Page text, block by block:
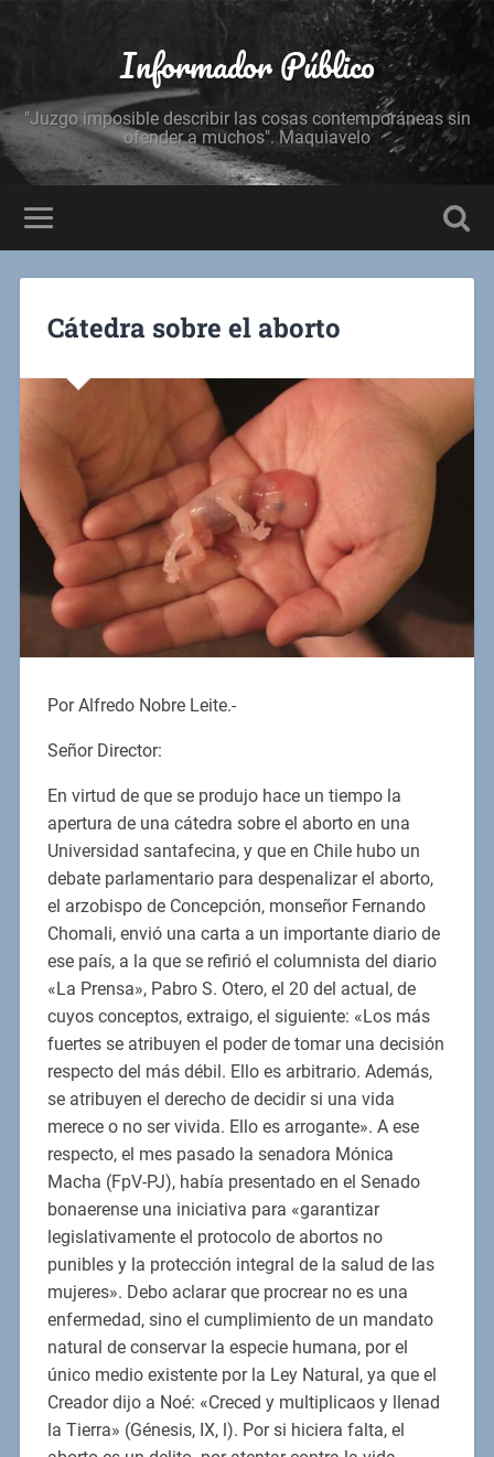
Informador Público
"Juzgo imposible describir las cosas contemporáneas sin
ofender a muchos". Maquiavelo
Cátedra sobre el aborto
Por Alfredo Nobre Leite.-
Señor Director:
En virtud de que se produjo hace un tiempo la
apertura de una cátedra sobre el aborto en una
Universidad santafecina, y que en Chile hubo un
debate parlamentario para despenalizar el aborto,
el arzobispo de Concepción, monseñor Fernando
Chomali, envió una carta a un importante diario de
ese país, a la que se refirió el columnista del diario
«La Prensa», Pabro S. Otero, el 20 del actual, de
cuyos conceptos, extraigo, el siguiente: «Los más
fuertes se atribuyen el poder de tomar una decisión
respecto del más débil. Ello es arbitrario. Además,
se atribuyen el derecho de decidir si una vida
merece o no ser vivida. Ello es arrogante». A ese
respecto, el mes pasado la senadora Mónica
Macha (FpV-PJ), había presentado en el Senado
bonaerense una iniciativa para «garantizar
legislativamente el protocolo de abortos no
punibles y la protección integral de la salud de las
mujeres». Debo aclarar que procrear no es una
enfermedad, sino el cumplimiento de un mandato
natural de conservar la especie humana, por el
único medio existente por la Ley Natural, ya que el
Creador dijo a Noé: «Creced y multiplicaos y llenad
la Tierra» (Génesis, IX, l). Por si hiciera falta, el